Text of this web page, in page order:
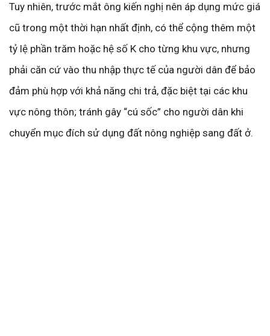
Tuy nhiên, trước mắt ông kiến nghị nên áp dụng mức giá
cũ trong một thời hạn nhất định, có thể cộng thêm một
tỷ lệ phần trăm hoặc hệ số K cho từng khu vực, nhưng
phải căn cứ vào thu nhập thực tế của người dân để bảo
đảm phù hợp với khả năng chi trả, đặc biệt tại các khu
vực nông thôn; tránh gây “cú sốc” cho người dân khi
chuyển mục đích sử dụng đất nông nghiệp sang đất ở.